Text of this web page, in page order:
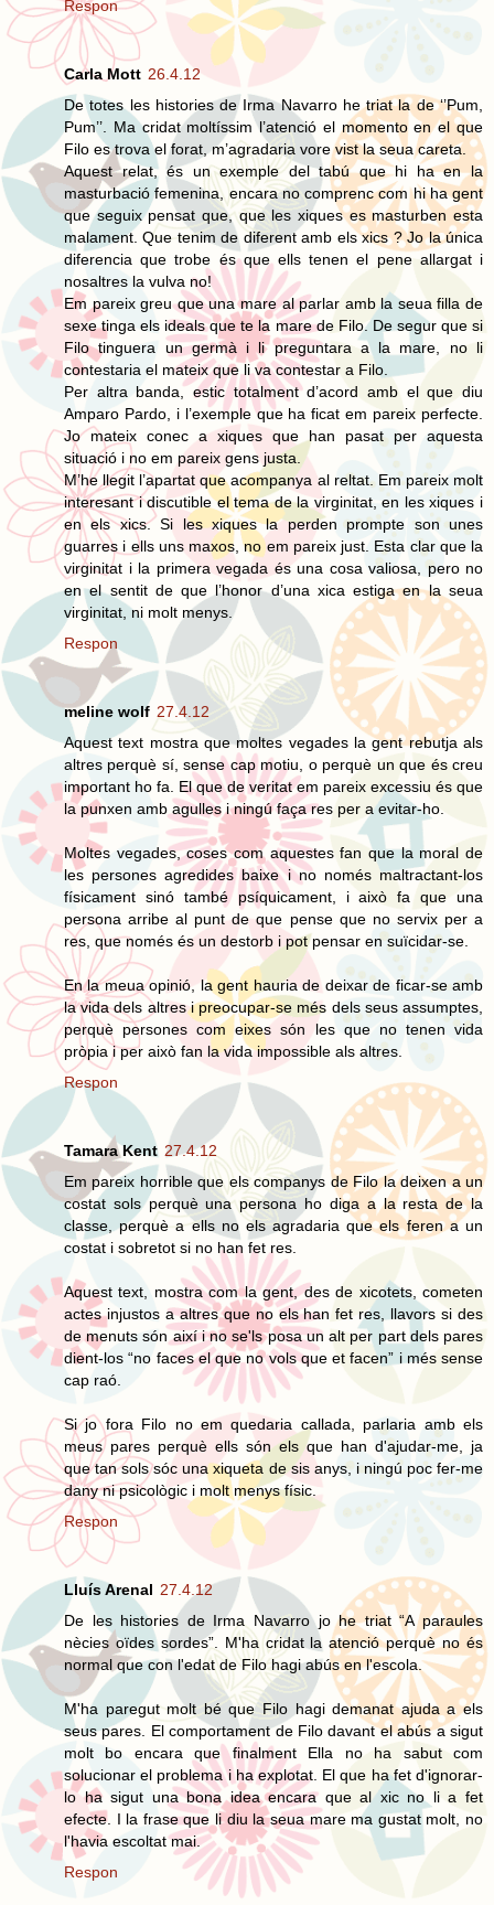
Respon
Carla Mott 26.4.12
De totes les histories de Irma Navarro he triat la de ‘’Pum,
Pum’’. Ma cridat moltíssim l’atenció el momento en el que
Filo es trova el forat, m’agradaria vore vist la seua careta.
Aquest relat, és un exemple del tabú que hi ha en la
masturbació femenina, encara no comprenc com hi ha gent
que seguix pensat que, que les xiques es masturben esta
malament. Que tenim de diferent amb els xics ? Jo la única
diferencia que trobe és que ells tenen el pene allargat i
nosaltres la vulva no!
Em pareix greu que una mare al parlar amb la seua filla de
sexe tinga els ideals que te la mare de Filo. De segur que si
Filo tinguera un germà i li preguntara a la mare, no li
contestaria el mateix que li va contestar a Filo.
Per altra banda, estic totalment d’acord amb el que diu
Amparo Pardo, i l’exemple que ha ficat em pareix perfecte.
Jo mateix conec a xiques que han pasat per aquesta
situació i no em pareix gens justa.
M’he llegit l’apartat que acompanya al reltat. Em pareix molt
interesant i discutible el tema de la virginitat, en les xiques i
en els xics. Si les xiques la perden prompte son unes
guarres i ells uns maxos, no em pareix just. Esta clar que la
virginitat i la primera vegada és una cosa valiosa, pero no
en el sentit de que l’honor d’una xica estiga en la seua
virginitat, ni molt menys.
Respon
meline wolf 27.4.12
Aquest text mostra que moltes vegades la gent rebutja als
altres perquè sí, sense cap motiu, o perquè un que és creu
important ho fa. El que de veritat em pareix excessiu és que
la punxen amb agulles i ningú faça res per a evitar-ho.
Moltes vegades, coses com aquestes fan que la moral de
les persones agredides baixe i no només maltractant-los
físicament sinó també psíquicament, i això fa que una
persona arribe al punt de que pense que no servix per a
res, que només és un destorb i pot pensar en suïcidar-se.
En la meua opinió, la gent hauria de deixar de ficar-se amb
la vida dels altres i preocupar-se més dels seus assumptes,
perquè persones com eixes són les que no tenen vida
pròpia i per això fan la vida impossible als altres.
Respon
Tamara Kent 27.4.12
Em pareix horrible que els companys de Filo la deixen a un
costat sols perquè una persona ho diga a la resta de la
classe, perquè a ells no els agradaria que els feren a un
costat i sobretot si no han fet res.
Aquest text, mostra com la gent, des de xicotets, cometen
actes injustos a altres que no els han fet res, llavors si des
de menuts són així i no se'ls posa un alt per part dels pares
dient-los “no faces el que no vols que et facen” i més sense
cap raó.
Si jo fora Filo no em quedaria callada, parlaria amb els
meus pares perquè ells són els que han d'ajudar-me, ja
que tan sols sóc una xiqueta de sis anys, i ningú poc fer-me
dany ni psicològic i molt menys físic.
Respon
Lluís Arenal 27.4.12
De les histories de Irma Navarro jo he triat “A paraules
nècies oïdes sordes”. M'ha cridat la atenció perquè no és
normal que con l'edat de Filo hagi abús en l'escola.
M'ha paregut molt bé que Filo hagi demanat ajuda a els
seus pares. El comportament de Filo davant el abús a sigut
molt bo encara que finalment Ella no ha sabut com
solucionar el problema i ha explotat. El que ha fet d'ignorar-
lo ha sigut una bona idea encara que al xic no li a fet
efecte. I la frase que li diu la seua mare ma gustat molt, no
l'havia escoltat mai.
Respon